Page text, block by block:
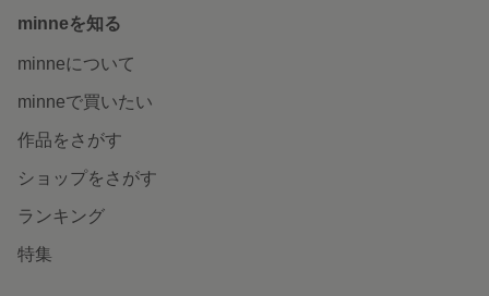
minneを知る
minneについて
minneで買いたい
作品をさがす
ショップをさがす
ランキング
特集